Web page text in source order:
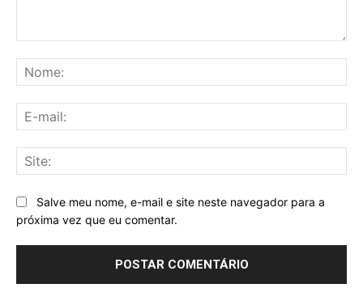
Salve meu nome, e-mail e site neste navegador para a
próxima vez que eu comentar.